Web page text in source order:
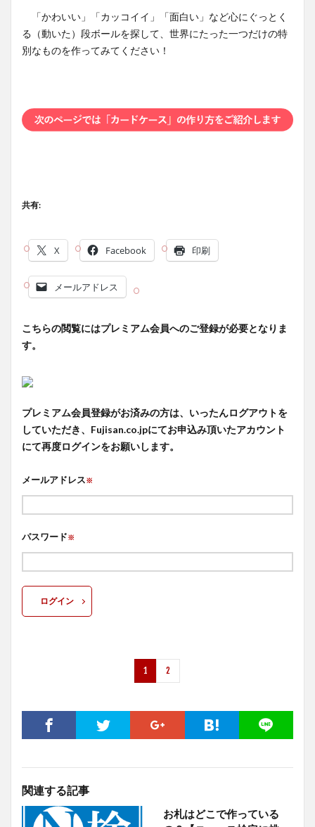
「かわいい」「カッコイイ」「面白い」など心にぐっとく
る（動いた）段ボールを探して、世界にたった一つだけの特
別なものを作ってみてください！
共有:
X Facebook 印刷
メールアドレス
こちらの閲覧にはプレミアム会員へのご登録が必要となりま
す。
プレミアム会員登録がお済みの方は、いったんログアウトを
していただき、Fujisan.co.jpにてお申込み頂いたアカウント
にて再度ログインをお願いします。
メールアドレス※
パスワード※
ログイン
1 2
関連する記事
お札はどこで作っている